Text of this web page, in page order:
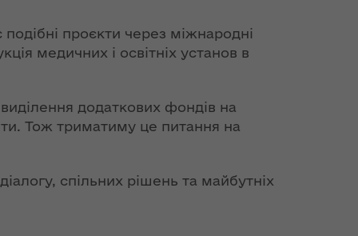
проєкти через міжнародні
медичних і освітніх установ в
додаткових фондів на
Тож триматиму це питання на
спільних рішень та майбутніх